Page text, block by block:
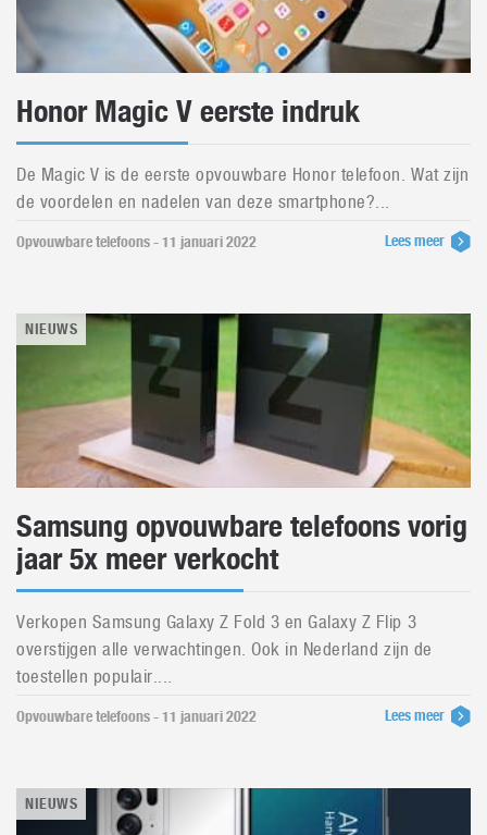
Honor Magic V eerste indruk
De Magic V is de eerste opvouwbare Honor telefoon. Wat zijn
de voordelen en nadelen van deze smartphone?...
Opvouwbare telefoons - 11 januari 2022 Lees meer
NIEUWS
Samsung opvouwbare telefoons vorig
jaar 5x meer verkocht
Verkopen Samsung Galaxy Z Fold 3 en Galaxy Z Flip 3
overstijgen alle verwachtingen. Ook in Nederland zijn de
toestellen populair....
Opvouwbare telefoons - 11 januari 2022 Lees meer
NIEUWS